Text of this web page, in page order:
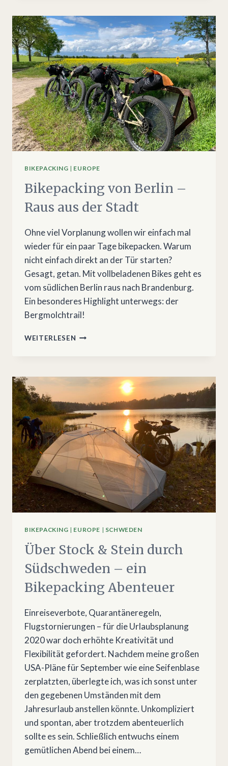
WEINBERGE
NACH
BERLIN
BIKEPACKING | EUROPE
Bikepacking von Berlin –
Raus aus der Stadt
Ohne viel Vorplanung wollen wir einfach mal
wieder für ein paar Tage bikepacken. Warum
nicht einfach direkt an der Tür starten?
Gesagt, getan. Mit vollbeladenen Bikes geht es
vom südlichen Berlin raus nach Brandenburg.
Ein besonderes Highlight unterwegs: der
Bergmolchtrail!
WEITERLESEN BIKEPACKING
RAUS
STADT
BIKEPACKING | EUROPE | SCHWEDEN
Über Stock & Stein durch
Südschweden – ein
Bikepacking Abenteuer
Einreiseverbote, Quarantäneregeln,
Flugstornierungen – für die Urlaubsplanung
2020 war doch erhöhte Kreativität und
Flexibilität gefordert. Nachdem meine großen
USA-Pläne für September wie eine Seifenblase
zerplatzten, überlegte ich, was ich sonst unter
den gegebenen Umständen mit dem
Jahresurlaub anstellen könnte. Unkompliziert
und spontan, aber trotzdem abenteuerlich
sollte es sein. Schließlich entwuchs einem
gemütlichen Abend bei einem…